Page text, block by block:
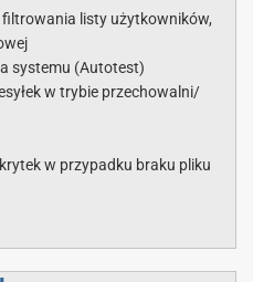
listy użytkowników,
systemu (Autotest)
w trybie przechowalni/
w przypadku braku pliku